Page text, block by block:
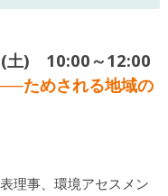
土) 10:00～12:00
ためされる地域の
理事、環境アセスメン